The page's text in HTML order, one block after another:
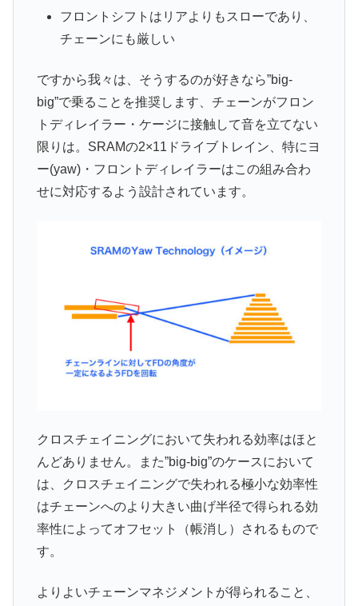
フロントシフトはリアよりもスローであり、
チェーンにも厳しい
ですから我々は、そうするのが好きなら”big-
big”で乗ることを推奨します、チェーンがフロン
トディレイラー・ケージに接触して音を立てない
限りは。SRAMの2×11ドライブトレイン、特にヨ
ー(yaw)・フロントディレイラーはこの組み合わ
せに対応するよう設計されています。
クロスチェイニングにおいて失われる効率はほと
んどありません。また”big-big”のケースにおいて
は、クロスチェイニングで失われる極小な効率性
はチェーンへのより大きい曲げ半径で得られる効
率性によってオフセット（帳消し）されるもので
す。
よりよいチェーンマネジメントが得られること、